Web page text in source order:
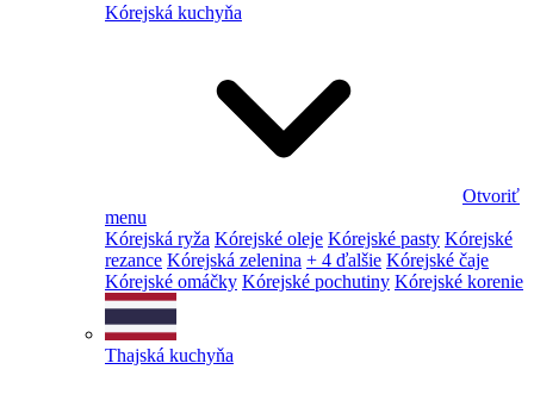
Kórejská kuchyňa
Otvoriť
menu
Kórejská ryža Kórejské oleje Kórejské pasty Kórejské
rezance Kórejská zelenina + 4 ďalšie Kórejské čaje
Kórejské omáčky Kórejské pochutiny Kórejské korenie
Thajská kuchyňa